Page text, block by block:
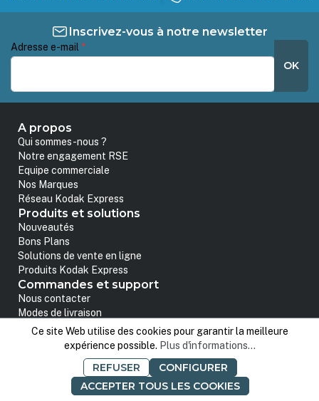
Inscrivez-vous à notre newsletter
Adresse e-mail *
OK
A propos
Qui sommes-nous ?
Notre engagement RSE
Equipe commerciale
Nos Marques
Réseau Kodak Express
Produits et solutions
Nouveautés
Bons Plans
Solutions de vente en ligne
Produits Kodak Express
Commandes et support
Nous contacter
Modes de livraison
Moyens de paiement
Hotline Technique Tetenal
Informations légales & Données
Mentions légales
Conditions Générales de Vente
Ce site Web utilise des cookies pour garantir la meilleure
expérience possible. Plus d'informations...
REFUSER
CONFIGURER
ACCEPTER TOUS LES COOKIES